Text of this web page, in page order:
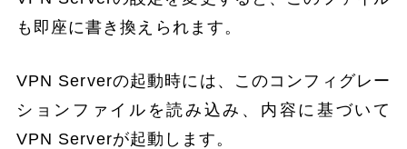
も即座に書き換えられます。
VPN Serverの起動時には、このコンフィグレー
ションファイルを読み込み、内容に基づいて
VPN Serverが起動します。